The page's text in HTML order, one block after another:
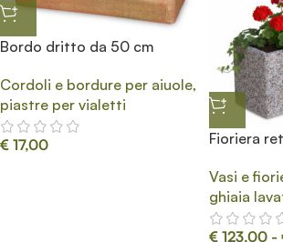
Bordo dritto da 50 cm
Cordoli e bordure per aiuole,
piastre per vialetti
€ 17,00 Fioriera
Vasi e
ghiaia
€ 123,00 -